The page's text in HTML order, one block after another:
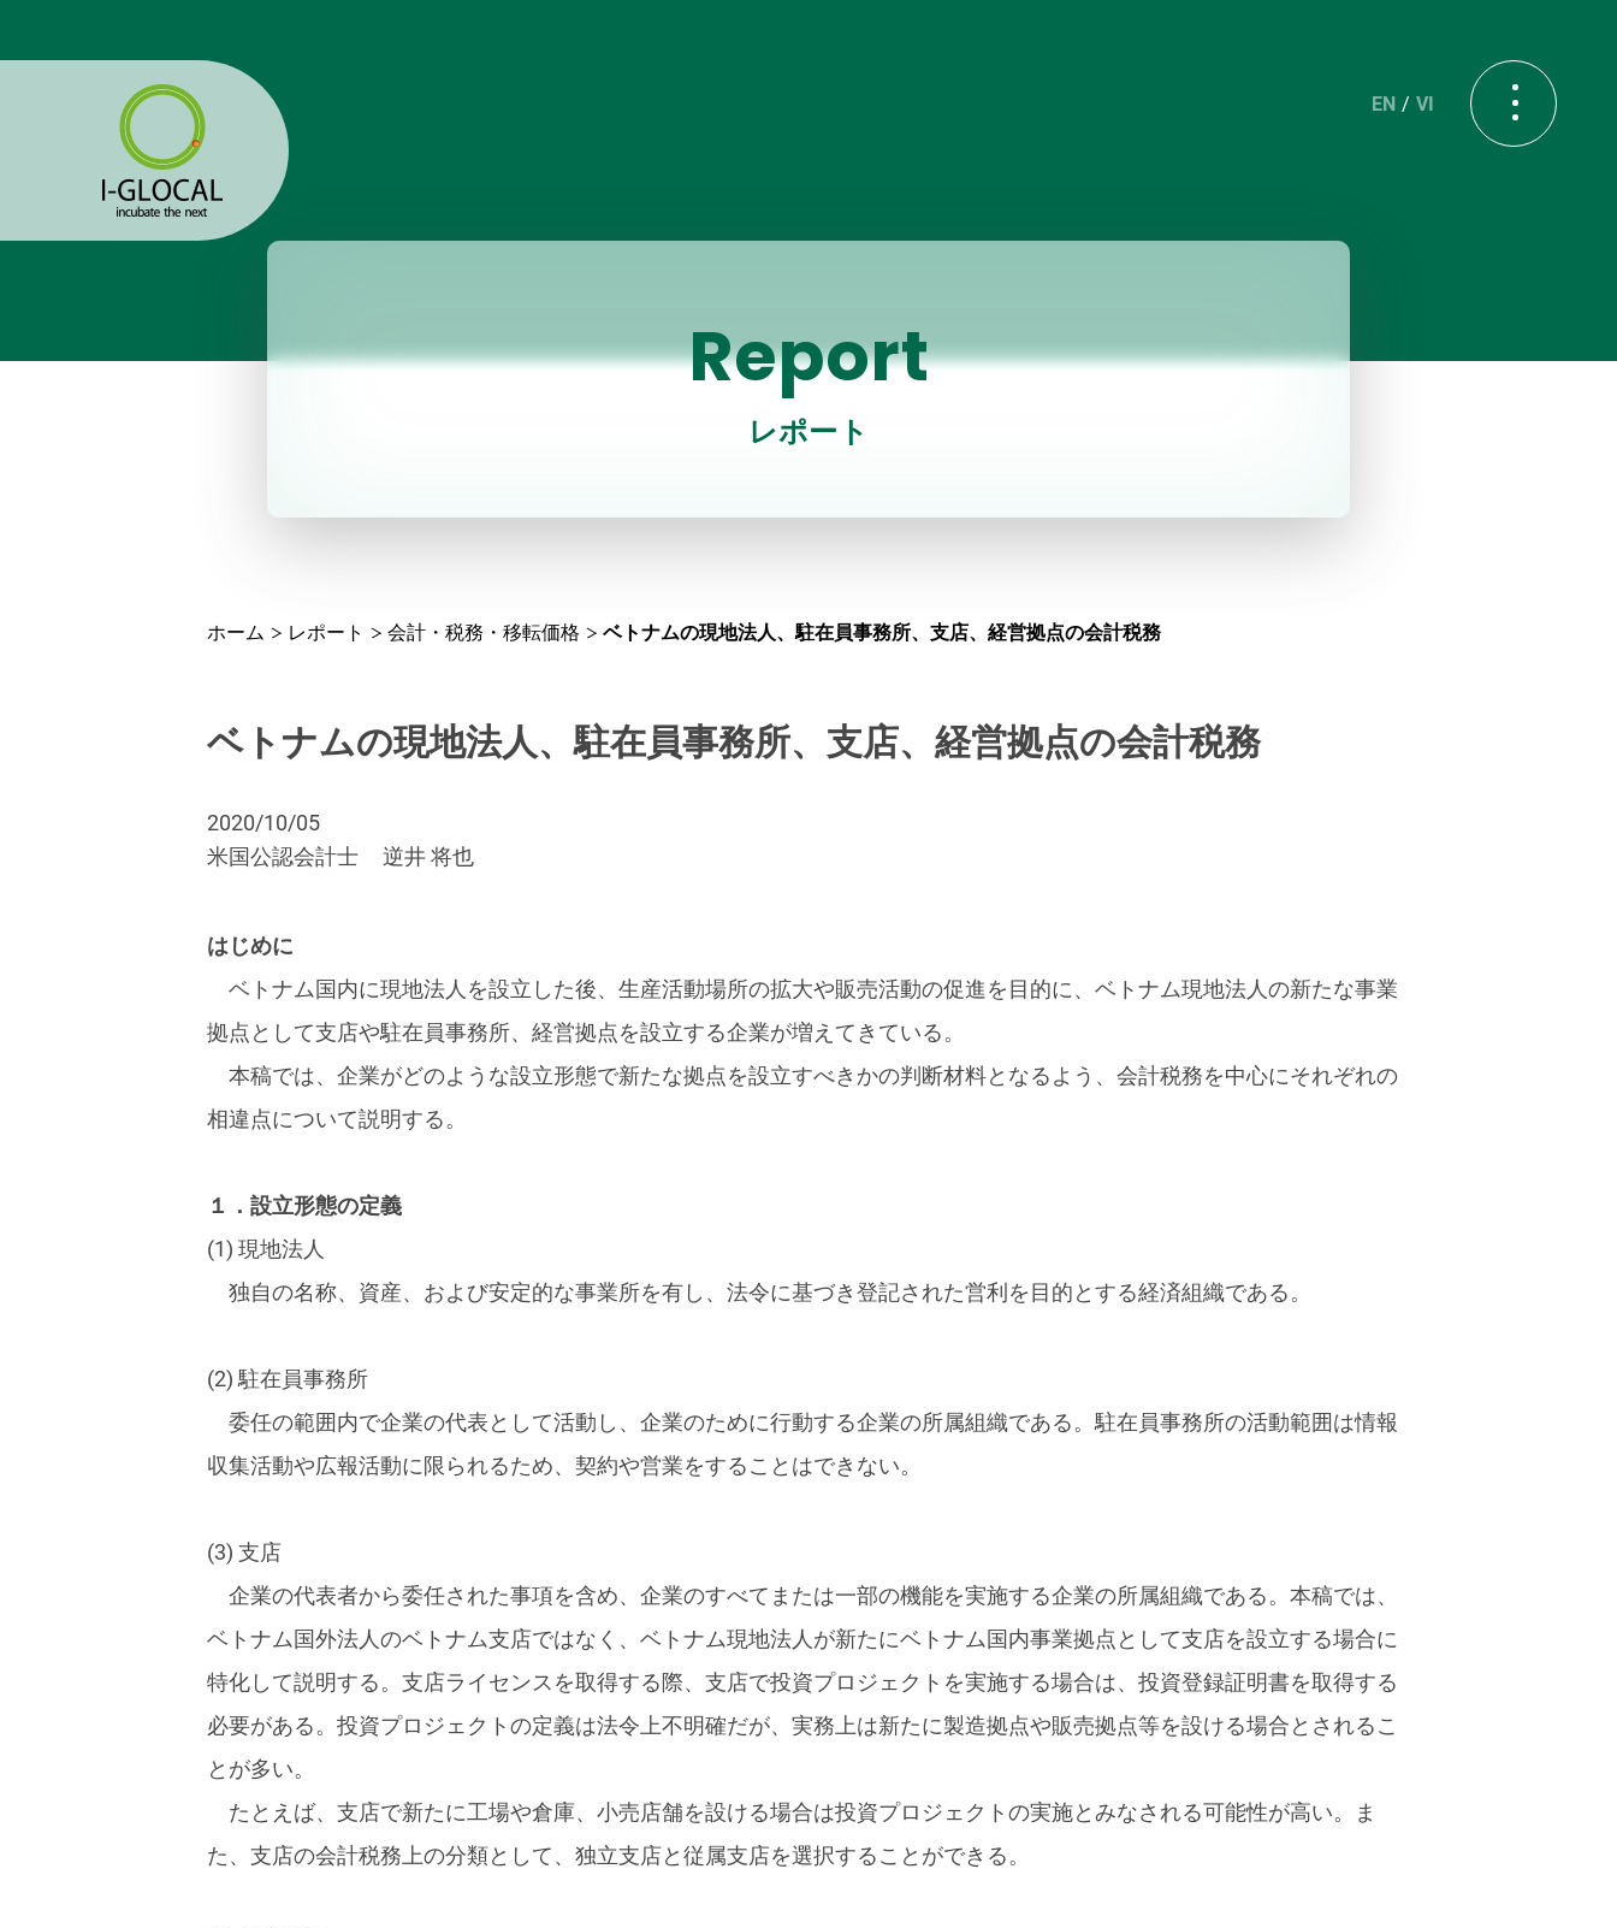
EN VI
Report
レポート
ホーム レポート 会計・税務・移転価格 ベトナムの現地法人、駐在員事務所、支店、経営拠点の会計税務
ベトナムの現地法人、駐在員事務所、支店、経営拠点の会計税務
2020/10/05
米国公認会計士
逆井 将也
はじめに
ベトナム国内に現地法人を設立した後、生産活動場所の拡大や販売活動の促進を目的に、ベトナム現地法人の新たな事業
拠点として支店や駐在員事務所、経営拠点を設立する企業が増えてきている。
本稿では、企業がどのような設立形態で新たな拠点を設立すべきかの判断材料となるよう、会計税務を中心にそれぞれの
相違点について説明する。
１．設立形態の定義
(1) 現地法人
独自の名称、資産、および安定的な事業所を有し、法令に基づき登記された営利を目的とする経済組織である。
(2) 駐在員事務所
委任の範囲内で企業の代表として活動し、企業のために行動する企業の所属組織である。駐在員事務所の活動範囲は情報
収集活動や広報活動に限られるため、契約や営業をすることはできない。
(3) 支店
企業の代表者から委任された事項を含め、企業のすべてまたは一部の機能を実施する企業の所属組織である。本稿では、
ベトナム国外法人のベトナム支店ではなく、ベトナム現地法人が新たにベトナム国内事業拠点として支店を設立する場合に
特化して説明する。支店ライセンスを取得する際、支店で投資プロジェクトを実施する場合は、投資登録証明書を取得する
必要がある。投資プロジェクトの定義は法令上不明確だが、実務上は新たに製造拠点や販売拠点等を設ける場合とされるこ
とが多い。
たとえば、支店で新たに工場や倉庫、小売店舗を設ける場合は投資プロジェクトの実施とみなされる可能性が高い。ま
た、支店の会計税務上の分類として、独立支店と従属支店を選択することができる。